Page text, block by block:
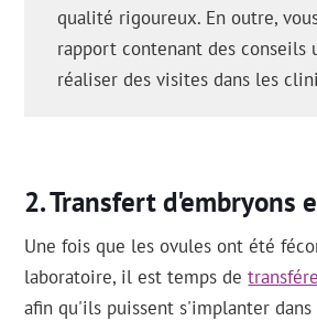
qualité rigoureux. En outre,
rapport contenant des conseils
réaliser des visites dans les
Transfert d'embryons
Une fois que les ovules ont été
laboratoire, il est temps de
afin qu'ils puissent s'implanter